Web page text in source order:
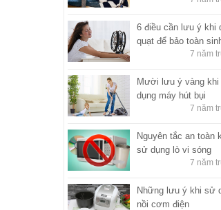
6 điều cần lưu ý khi
quạt để bảo toàn
7 năm
Mười lưu ý vàng
dụng máy hút bụi
7 năm
Nguyên tắc an toàn
sử dụng lò vi sóng
7 năm
Những lưu ý khi sử
nồi cơm điện